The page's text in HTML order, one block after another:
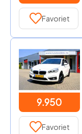
Favoriet
9.950
Favoriet